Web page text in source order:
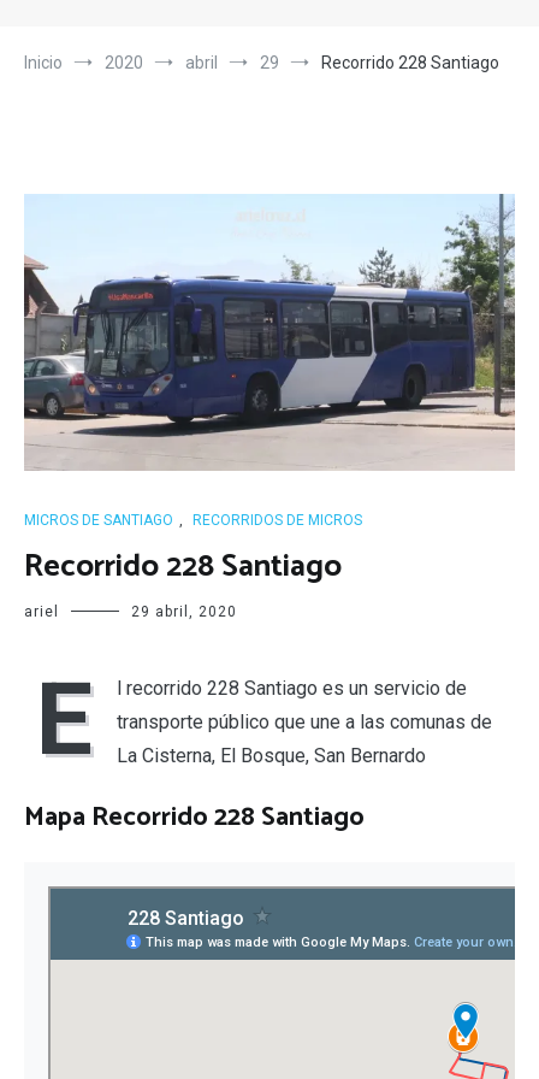
Inicio 2020 abril 29 Recorrido 228 Santiago
MICROS DE SANTIAGO , RECORRIDOS DE MICROS
Recorrido 228 Santiago
ariel 29 abril, 2020
E
l recorrido 228 Santiago es un servicio de
transporte público que une a las comunas de
La Cisterna, El Bosque, San Bernardo
Mapa Recorrido 228 Santiago